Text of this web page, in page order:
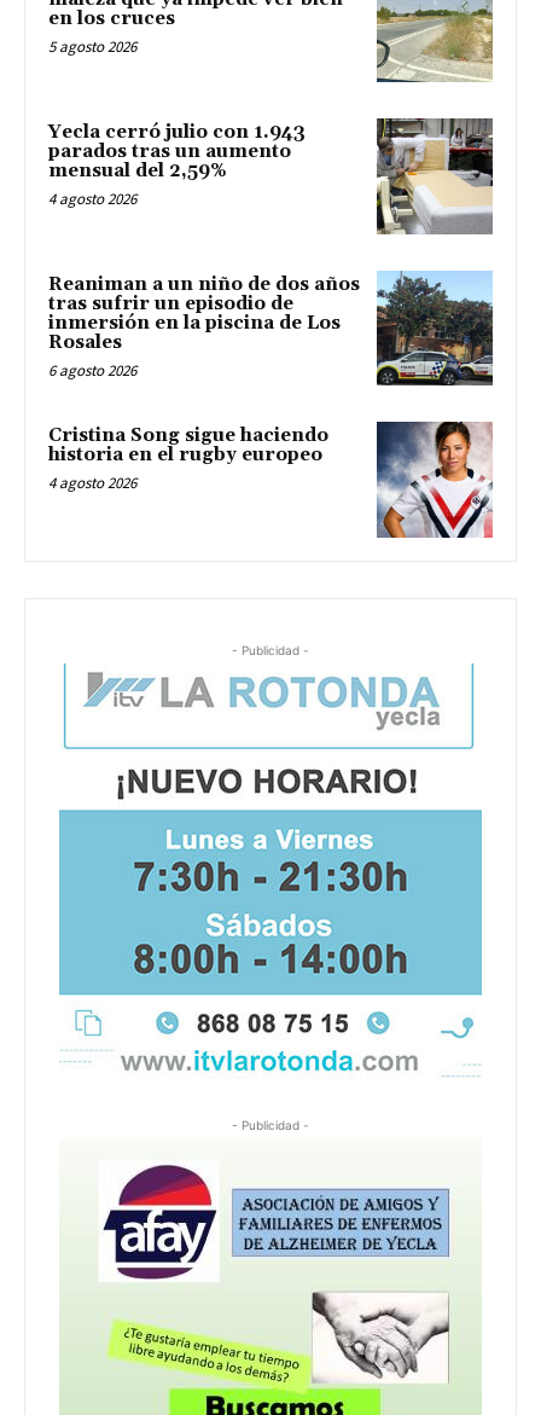
en los cruces
5 agosto 2026
Yecla cerró julio con 1.943
parados tras un aumento
mensual del 2,59%
4 agosto 2026
Reaniman a un niño de dos años
tras sufrir un episodio de
inmersión en la piscina de Los
Rosales
6 agosto 2026
Cristina Song sigue haciendo
historia en el rugby europeo
4 agosto 2026
- Publicidad -
- Publicidad -